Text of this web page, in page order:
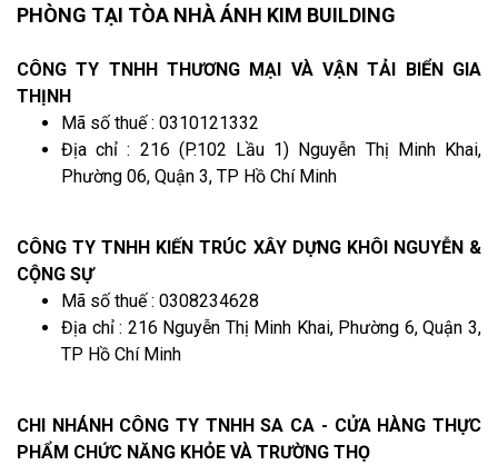
PHÒNG TẠI TÒA NHÀ ÁNH KIM BUILDING
CÔNG TY TNHH THƯƠNG MẠI VÀ VẬN TẢI BIỂN GIA
THỊNH
Mã số thuế : 0310121332
Địa chỉ : 216 (P.102 Lầu 1) Nguyễn Thị Minh Khai,
Phường 06, Quận 3, TP Hồ Chí Minh
CÔNG TY TNHH KIẾN TRÚC XÂY DỰNG KHÔI NGUYỄN &
CỘNG SỰ
Mã số thuế : 0308234628
Địa chỉ : 216 Nguyễn Thị Minh Khai, Phường 6, Quận 3,
TP Hồ Chí Minh
CHI NHÁNH CÔNG TY TNHH SA CA - CỬA HÀNG THỰC
PHẨM CHỨC NĂNG KHỎE VÀ TRƯỜNG THỌ